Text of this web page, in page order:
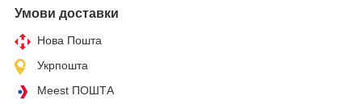
Умови доставки
Нова Пошта
Укрпошта
Meest ПОШТА